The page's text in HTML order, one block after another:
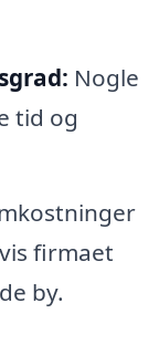
Nogle
tid og
firmaet
by.